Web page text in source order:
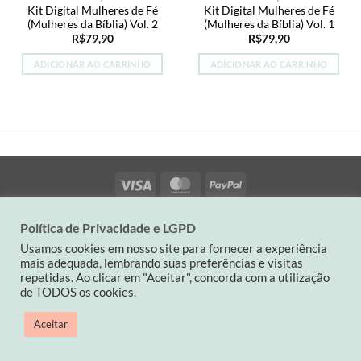
Kit Digital Mulheres de Fé
(Mulheres da Bíblia) Vol. 2
R$79,90
ADICIONAR AO CARRINHO
Kit Digital Mulheres de Fé
(Mulheres da Bíblia) Vol. 1
R$79,90
ADICIONAR AO CARRINHO
Visa MasterCardPayPal
CNPJ: 34501714/0001-03
Copyright 2026 ©
Política de Privacidade e LGPD
Usamos cookies em nosso site para fornecer a experiência
mais adequada, lembrando suas preferências e visitas
repetidas. Ao clicar em "Aceitar", concorda com a utilização
de TODOS os cookies.
Aceitar